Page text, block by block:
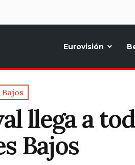
Eurovisión
Bajos
llega a
Bajos